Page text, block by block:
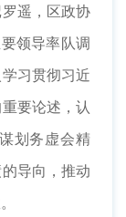
遥，区政协
领导率队调
习贯彻习近
要论述，认
划务虚会精
导向，推动